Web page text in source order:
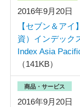
2016年9月20日
【セブン＆ア
資）インデック
Index Asia
（141KB）
2016年9月20日
商品・サービス